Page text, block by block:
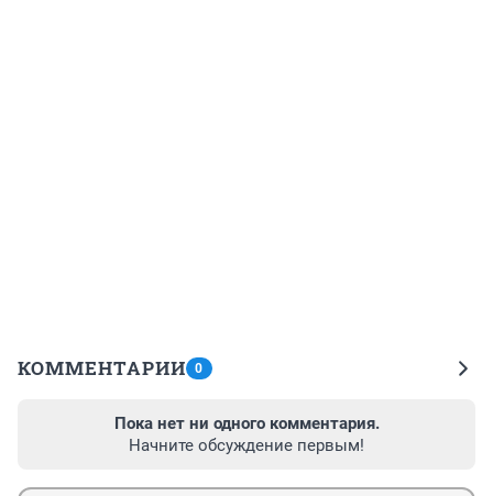
КОММЕНТАРИИ 0
Пока нет ни одного комментария.
Начните обсуждение первым!